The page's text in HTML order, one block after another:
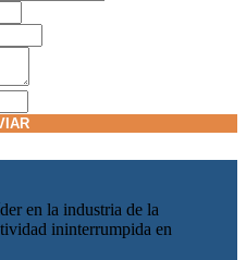
en la industria de la
ininterrumpida en